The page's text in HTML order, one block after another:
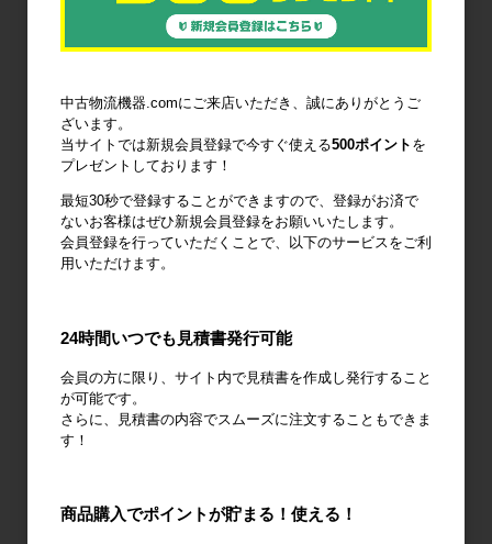
作業台 梱包資材
梱包機・封函
ノーパンクタ
イヤ
作業環境改善 廃棄物減容機
品・衛生用品
中古物流機器.comにご来店いただき、誠にありがとうご
ざいます。
当サイトでは新規会員登録で今すぐ使える500ポイント を
プレゼントしております！
最短30秒で登録することができますので、登録がお済で
ないお客様はぜひ新規会員登録をお願いいたします。
会員登録を行っていただくことで、以下のサービスをご利
用いただけます。
24時間いつでも見積書発行可能
会員の方に限り、サイト内で見積書を作成し発行すること
が可能です。
さらに、見積書の内容でスムーズに注文することもできま
す！
商品購入でポイントが貯まる！使える！